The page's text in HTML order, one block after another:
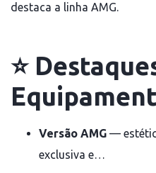
destaca a linha AMG.
⭐
Versão AMG —
exclusiva e…